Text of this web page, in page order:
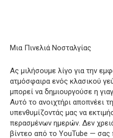
Μια Πινελιά Νοσταλγίας
Ας μιλήσουμε λίγο για την
ατμόσφαιρα ενός κλασικού
μπορεί να δημιουργούσε η
Αυτό το ανοιχτήρι αποπνέει
υπενθυμίζοντάς μας να
περασμένων ημερών. Δεν
βίντεο από το YouTube — σας